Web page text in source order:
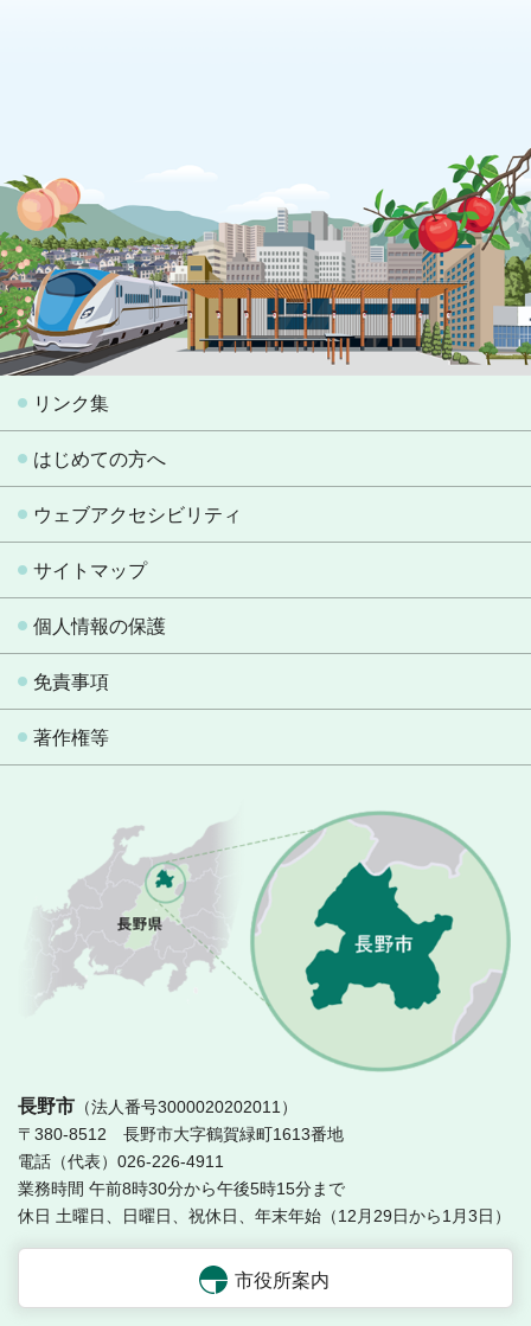
リンク集
はじめての方へ
ウェブアクセシビリティ
サイトマップ
個人情報の保護
免責事項
著作権等
長野市 （法人番号3000020202011）
〒380-8512 長野市大字鶴賀緑町1613番地
電話（代表）026-226-4911
業務時間 午前8時30分から午後5時15分まで
休日 土曜日、日曜日、祝休日、年末年始（12月29日から1月3日）
市役所案内